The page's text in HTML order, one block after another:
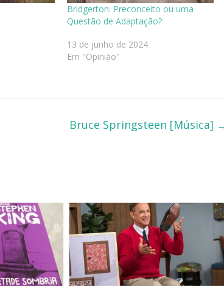
Bridgerton: Preconceito ou uma
Questão de Adaptação?
13 de junho de 2024
Em "Opinião"
Bruce Springsteen [Música]